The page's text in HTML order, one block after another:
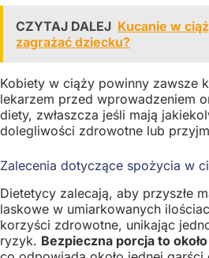
CZYTAJ DALEJ Kucanie w
zagrażać dziecku?
Kobiety w ciąży powinny zawsze
lekarzem przed wprowadzeniem
diety, zwłaszcza jeśli mają
dolegliwości zdrowotne lub
Zalecenia dotyczące spożycia w
Dietetycy zalecają, aby przyszłe
laskowe w umiarkowanych
korzyści zdrowotne, unikając
ryzyk. Bezpieczna porcja to